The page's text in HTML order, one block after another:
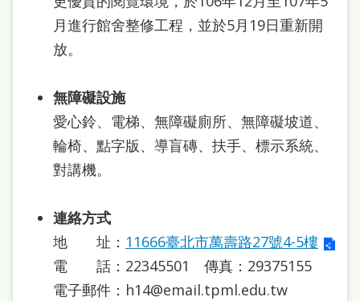
月進行館舍整修工程，並於5月19日重新開
放。
無障礙設施
愛心鈴、電梯、無障礙廁所、無障礙坡道、
輪椅、點字版、導盲磚、扶手、標示系統、
對講機。
連絡方式
地 址： 11666臺北市萬壽路27號4-5樓
電 話：22345501 傳真：29375155
電子郵件：h14@email.tpml.edu.tw